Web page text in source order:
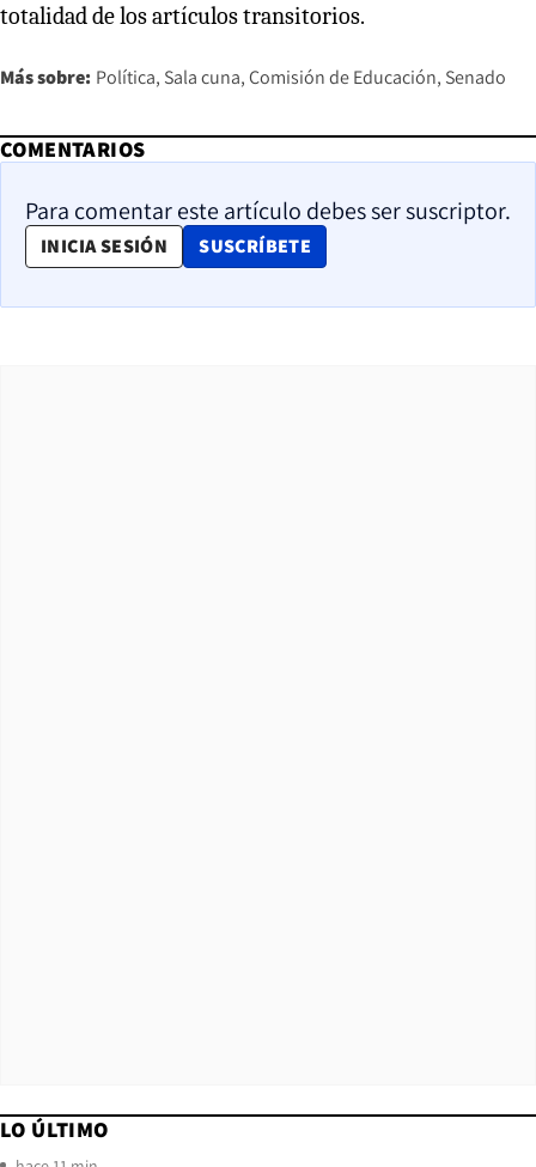
totalidad de los artículos transitorios.
Más sobre: Política Sala cuna Comisión de Educación Senado
COMENTARIOS
Para comentar este artículo debes ser suscriptor.
INICIA SESIÓN SUSCRÍBETE
OPENS IN NEW WINDOW
LO ÚLTIMO